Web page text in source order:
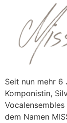
Seit nun mehr
Komponistin,
dem Namen